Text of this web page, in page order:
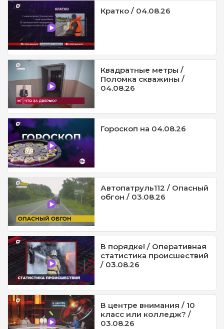
Кратко / 04.08.26
Квадратные метры /
Поломка скважины /
04.08.26
Гороскоп на 04.08.26
Автопатруль112 / Опасный
обгон / 03.08.26
В порядке! / Оперативная
статистика происшествий
/ 03.08.26
В центре внимания / 10
класс или колледж? /
03.08.26